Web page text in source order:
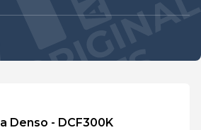
Denso - DCF300K